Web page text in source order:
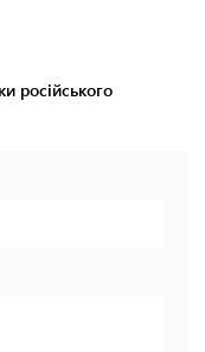
російського